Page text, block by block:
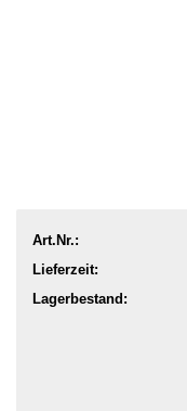
Art.Nr.:
Lieferzeit:
Lagerbestand: